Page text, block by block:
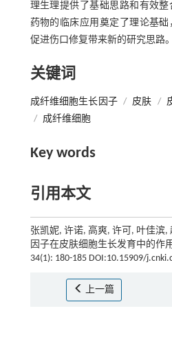
理生理提供了基础思路和有效
药物的临床应用奠定了理论基础
促进伤口修复带来新的研究思路。
关键词
成纤维细胞生长因子 / 皮肤 /
/
成纤维细胞
Key words
引用本文
张凯妮, 许诺, 高爽, 许可, 叶佳滨
因子在皮肤细胞生长发育中的作
34(1): 180-185 DOI:10.15909/
上一篇